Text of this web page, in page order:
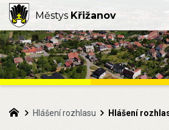
Hlášení rozhlasu Hlášení
Městys Křižanov